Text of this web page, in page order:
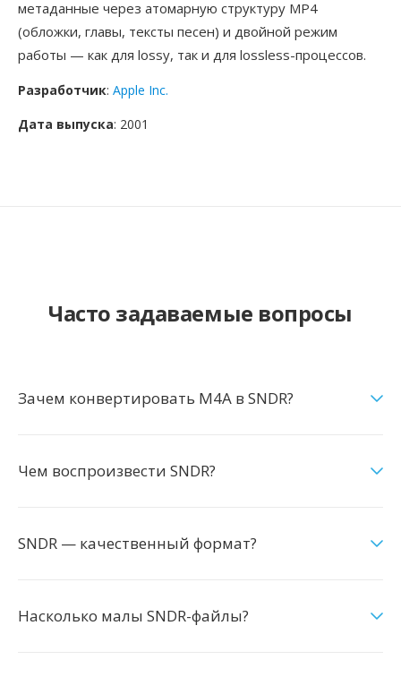
метаданные через атомарную структуру MP4
(обложки, главы, тексты песен) и двойной режим
работы — как для lossy, так и для lossless-процессов.
Разработчик: Apple Inc.
Дата выпуска: 2001
Часто задаваемые вопросы
Зачем конвертировать M4A в SNDR?
Чем воспроизвести SNDR?
SNDR — качественный формат?
Насколько малы SNDR-файлы?